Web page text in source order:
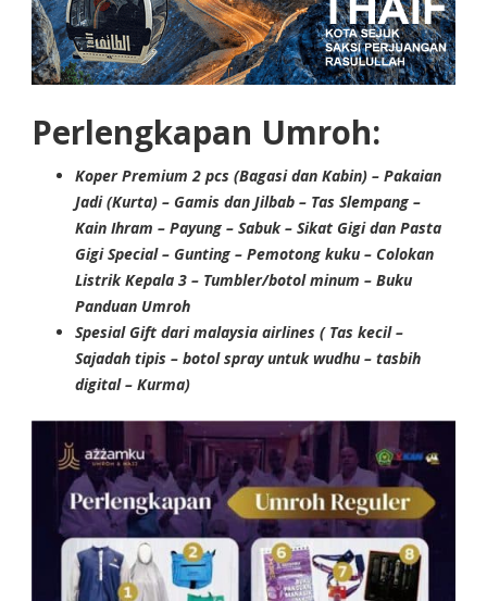
Perlengkapan Umroh:
Koper Premium 2 pcs (Bagasi dan Kabin) – Pakaian
Jadi (Kurta) – Gamis dan Jilbab – Tas Slempang –
Kain Ihram – Payung – Sabuk – Sikat Gigi dan Pasta
Gigi Special – Gunting – Pemotong kuku – Colokan
Listrik Kepala 3 – Tumbler/botol minum – Buku
Panduan Umroh
Spesial Gift dari malaysia airlines ( Tas kecil –
Sajadah tipis – botol spray untuk wudhu – tasbih
digital – Kurma)